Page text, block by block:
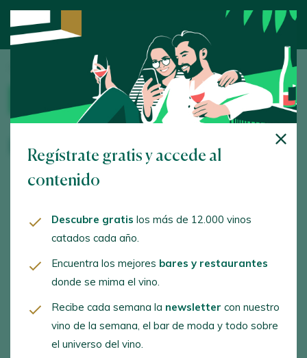
/ Bodega Viñaguareña
Bodega Viñaguareña
Con cita previa
Español, Inglés
ACTIVIDADES
Visita al viñedo, Catas y
degustaciones de vino,
gastronómica
SERVICIOS
online, Actividades para
grupos
Regístrate gratis y accede al
contenido
Descubre gratis los más de 12.000 vinos
catados cada año.
Encuentra los mejores bares y restaurantes
donde se mima el vino.
Recibe cada semana la newsletter con nuestro
vino de la semana, el bar de moda y todo sobre
el universo del vino.